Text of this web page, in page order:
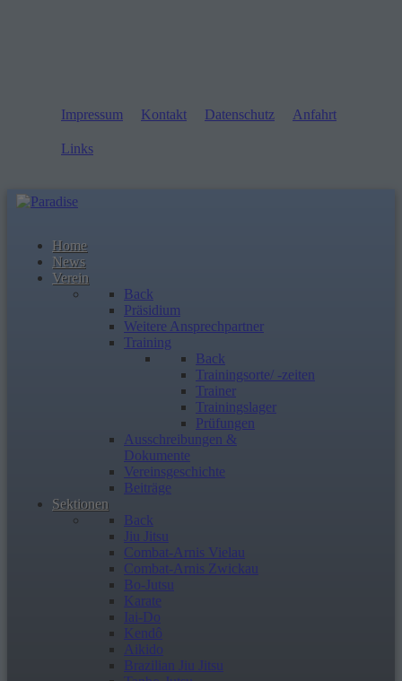
Impressum Kontakt Datenschutz Anfahrt
Links
Home
News
Verein
Back
Präsidium
Weitere Ansprechpartner
Training
Back
Trainingsorte/ -zeiten
Trainer
Trainingslager
Prüfungen
Ausschreibungen &
Dokumente
Vereinsgeschichte
Beiträge
Sektionen
Back
Jiu Jitsu
Combat-Arnis Vielau
Combat-Arnis Zwickau
Bo-Jutsu
Karate
Iai-Do
Kendô
Aikido
Brazilian Jiu Jitsu